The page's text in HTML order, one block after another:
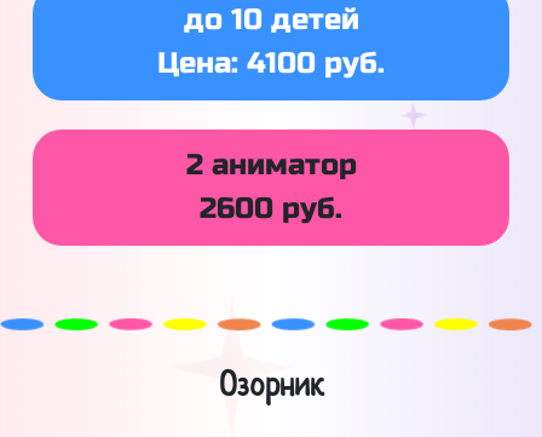
до 10 детей
Цена: 4100 руб.
2 аниматор
2600 руб.
Озорник